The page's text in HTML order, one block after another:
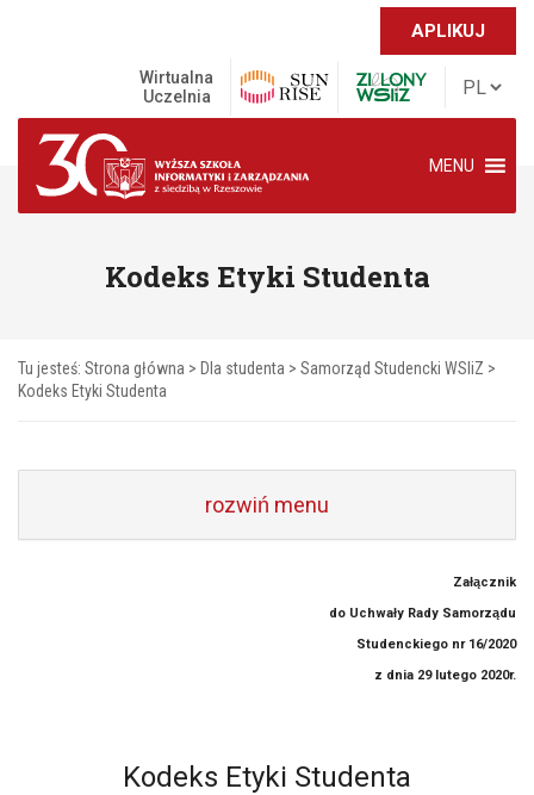
APLIKUJ
Wirtualna
Uczelnia
MENU
Kodeks Etyki Studenta
Tu jesteś: Strona główna > Dla studenta > Samorząd Studencki WSIiZ >
Kodeks Etyki Studenta
rozwiń menu
Załącznik
do Uchwały Rady Samorządu
Studenckiego nr 16/2020
z dnia 29 lutego 2020r.
Kodeks Etyki Studenta